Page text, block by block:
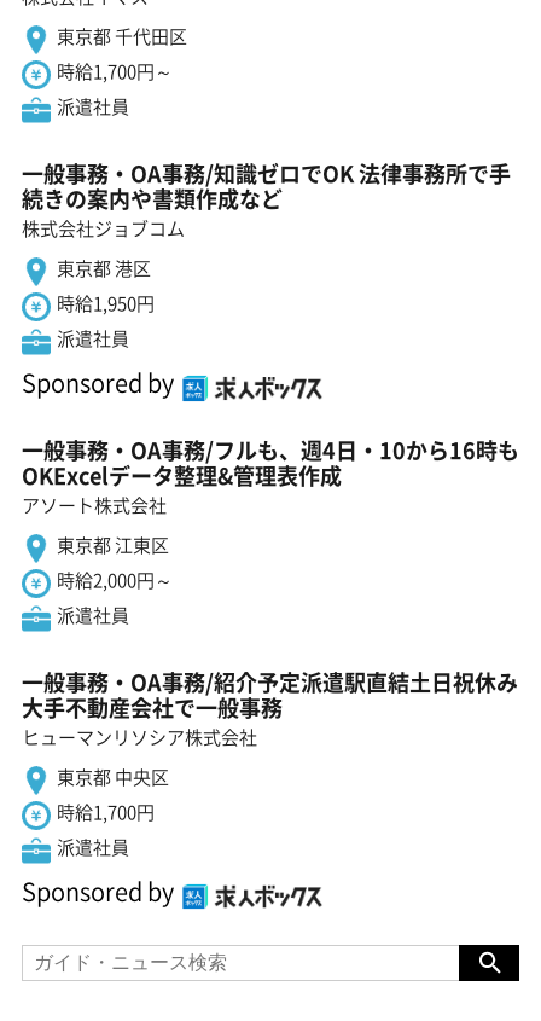
東京都 千代田区
時給1,700円～
派遣社員
一般事務・OA事務/知識ゼロでOK 法律事務所で手
続きの案内や書類作成など
株式会社ジョブコム
東京都 港区
時給1,950円
派遣社員
Sponsored by
一般事務・OA事務/フルも、週4日・10から16時も
OKExcelデータ整理&管理表作成
アソート株式会社
東京都 江東区
時給2,000円～
派遣社員
一般事務・OA事務/紹介予定派遣駅直結土日祝休み
大手不動産会社で一般事務
ヒューマンリソシア株式会社
東京都 中央区
時給1,700円
派遣社員
Sponsored by